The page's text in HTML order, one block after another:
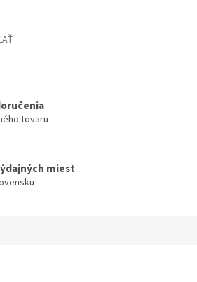
tovaru
miest